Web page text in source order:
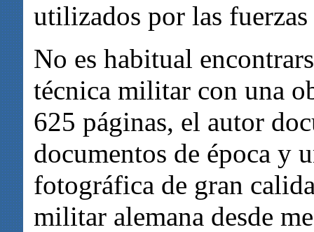
utilizados por las fuerzas
No es habitual
técnica militar con una
625 páginas, el autor
documentos de época y
fotográfica de gran
militar alemana desde